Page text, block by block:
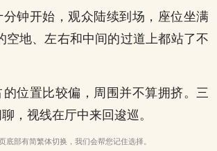
分钟开始，观众陆续到场，座位坐满
空地、左右和中间的过道上都站了不
的位置比较偏，周围并不算拥挤。三
，视线在厅中来回逡巡。
底部有简繁体切换，我们会帮您记住选择。